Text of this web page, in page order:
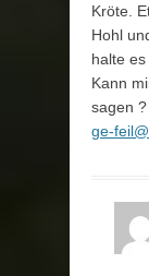
Kröte.
Hohl
halte
Kann
sagen ?
ge-